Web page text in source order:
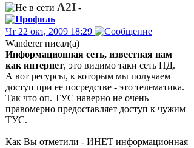
A2I -
Чт 22 окт, 2009 18:29
Wanderer писал(а)
Информационная сеть, известная нам
как интернет, это видимо таки сеть ПД.
А вот ресурсы, к которым мы получаем
доступ при ее посредстве - это телематика.
Так что оп. ТУС наверно не очень
правомерно предоставляет доступ к чужим
ТУС.
Как Вы отметили - ИНЕТ информационная